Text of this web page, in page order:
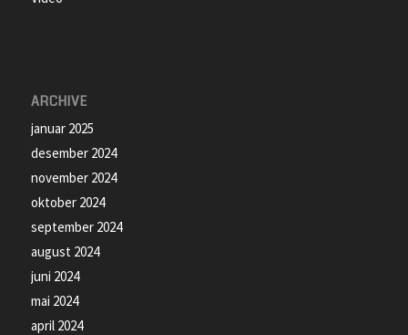
ARCHIVE
januar 2025
desember 2024
november 2024
oktober 2024
september 2024
august 2024
juni 2024
mai 2024
april 2024